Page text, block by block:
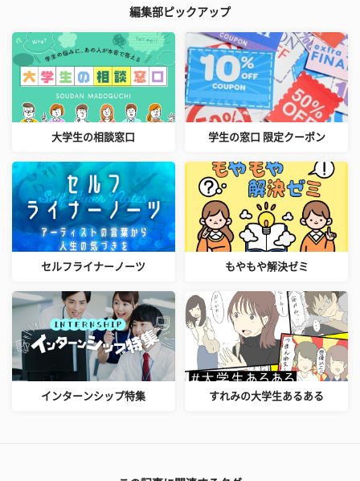
編集部ピックアップ
大学生の相談窓口 学生の窓口 限定クーポン
セルフライナーノーツ もやもや解決ゼミ
インターンシップ特集 すれみの大学生あるある